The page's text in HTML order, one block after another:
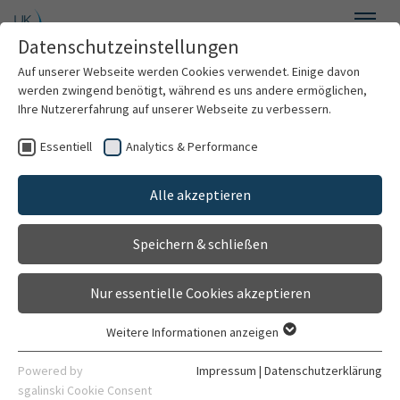
Zum Hauptinhalt springen
Willkommen
Vorsorge-Netz
Notfall-Netz
Nachsorge-Netz
Kompetenznetzwerk Neugeborenenmedizin
Benutzeranmeldung
Bitte melden Sie sich mit Ihrem
Benutzernamen und Passwort an. Mit
der Anmeldung auf dieser Plattform
bestätige ich die Zustimmung zu der
Vertraulichkeitserklärung.
Benutzername:
Datenschutzeinstellungen
Auf unserer Webseite werden Cookies verwendet. Einige davon
werden zwingend benötigt, während es uns andere ermöglichen,
Ihre Nutzererfahrung auf unserer Webseite zu verbessern.
Essentiell Analytics & Performance
Alle akzeptieren
Speichern & schließen
Nur essentielle Cookies akzeptieren
Essentielle Cookies werden für grundlegende Funktionen der
Webseite benötigt. Dadurch ist gewährleistet, dass die
Weitere Informationen anzeigen
Powered by
sgalinski Cookie Consent
Impressum | Datenschutzerklärung